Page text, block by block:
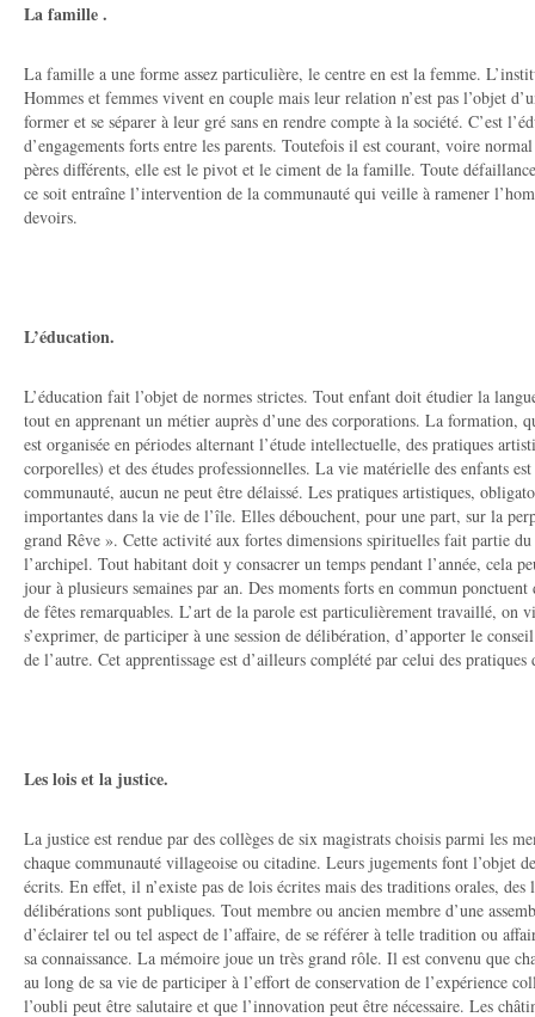
La famille .
La famille a une forme assez particulière, le centre en est la femme.
Hommes et femmes vivent en couple mais leur relation n’est pas l’objet
former et se séparer à leur gré sans en rendre compte à la société. C’est
d’engagements forts entre les parents. Toutefois il est courant, voire
pères différents, elle est le pivot et le ciment de la famille. Toute
ce soit entraîne l’intervention de la communauté qui veille à ramener
devoirs.
L’éducation.
L’éducation fait l’objet de normes strictes. Tout enfant doit étudier la
tout en apprenant un métier auprès d’une des corporations. La formation,
est organisée en périodes alternant l’étude intellectuelle, des pratiques
corporelles) et des études professionnelles. La vie matérielle des enfants
communauté, aucun ne peut être délaissé. Les pratiques artistiques,
importantes dans la vie de l’île. Elles débouchent, pour une part, sur la
grand Rêve ». Cette activité aux fortes dimensions spirituelles fait partie
l’archipel. Tout habitant doit y consacrer un temps pendant l’année, cela
jour à plusieurs semaines par an. Des moments forts en commun ponctuent
de fêtes remarquables. L’art de la parole est particulièrement travaillé, on
s’exprimer, de participer à une session de délibération, d’apporter le
de l’autre. Cet apprentissage est d’ailleurs complété par celui des
Les lois et la justice.
La justice est rendue par des collèges de six magistrats choisis parmi les
chaque communauté villageoise ou citadine. Leurs jugements font l’objet
écrits. En effet, il n’existe pas de lois écrites mais des traditions orales,
délibérations sont publiques. Tout membre ou ancien membre d’une
d’éclairer tel ou tel aspect de l’affaire, de se référer à telle tradition ou
sa connaissance. La mémoire joue un très grand rôle. Il est convenu que
au long de sa vie de participer à l’effort de conservation de l’expérience
l’oubli peut être salutaire et que l’innovation peut être nécessaire. Les